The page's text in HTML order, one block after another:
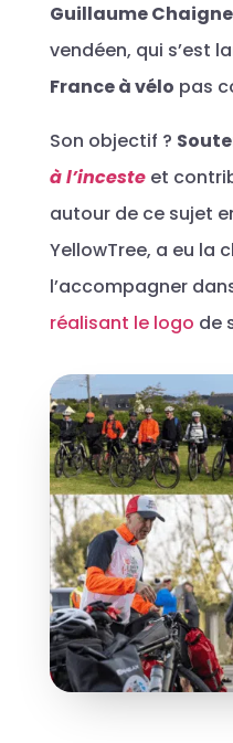
Guillaume
vendéen, qui s’est
France à vélo pas
Son objectif ?
à l’incesteet
autour de ce sujet
YellowTree, a eu la
l’accompagner
réalisant le logo de